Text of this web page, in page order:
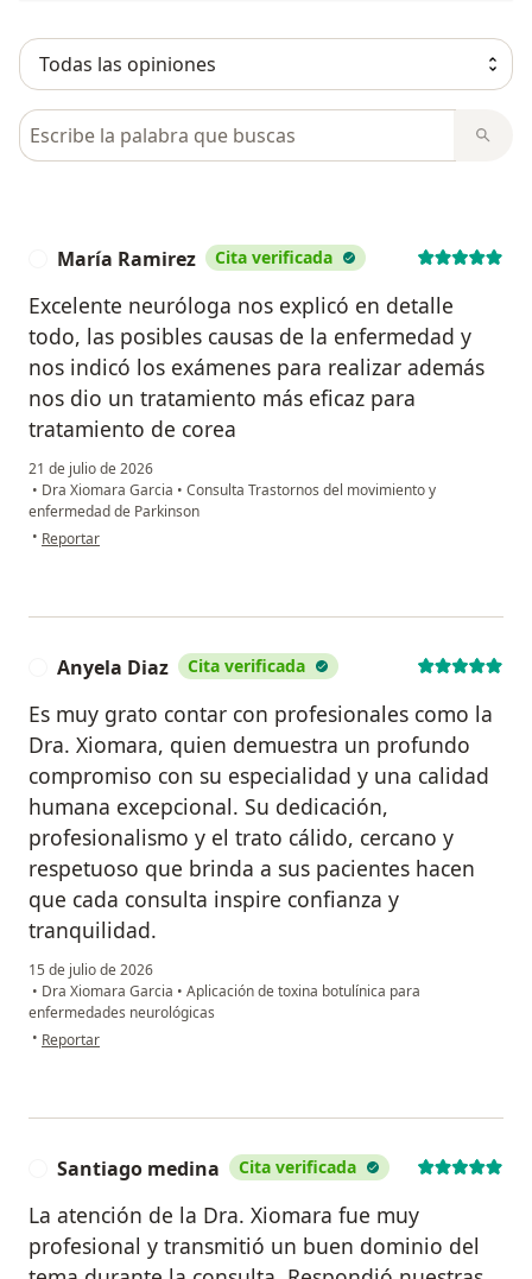
Busca en opiniones
María Ramirez Cita verificada
Excelente neuróloga nos explicó en detalle
todo, las posibles causas de la enfermedad y
nos indicó los exámenes para realizar además
nos dio un tratamiento más eficaz para
tratamiento de corea
21 de julio de 2026
• Dra Xiomara Garcia • Consulta Trastornos del movimiento y
enfermedad de Parkinson
• en opinión del usuario María Ramirez
Reportar
Anyela Diaz Cita verificada
Es muy grato contar con profesionales como la
Dra. Xiomara, quien demuestra un profundo
compromiso con su especialidad y una calidad
humana excepcional. Su dedicación,
profesionalismo y el trato cálido, cercano y
respetuoso que brinda a sus pacientes hacen
que cada consulta inspire confianza y
tranquilidad.
15 de julio de 2026
• Dra Xiomara Garcia • Aplicación de toxina botulínica para
enfermedades neurológicas
• en opinión del usuario Anyela Diaz
Reportar
Santiago medina Cita verificada
La atención de la Dra. Xiomara fue muy
profesional y transmitió un buen dominio del